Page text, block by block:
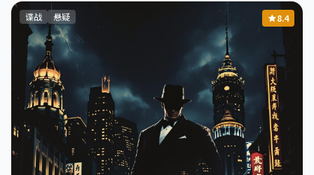
谍战 悬疑 8.4